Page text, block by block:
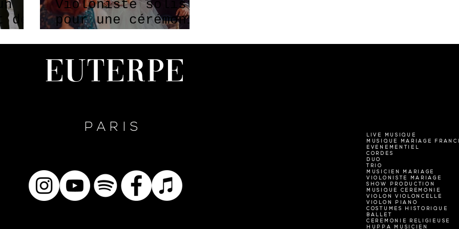
des
Violoniste soliste
pour une cérémonie
Euterpe
PARIS
LIVE MUSIQUE
MUSIQUE MARIAGE
EVENEMENTIEL
CORDES
DUO
TRIO
MUSICIEN MARIAGE
VIOLONISTE MARIAGE
SHOW PRODUCTION
MUSIQUE CEREMONIE
VIOLON VIOLONCELLE
VIOLON PIANO
COSTUMES HISTORIQUE
BALLET
CEREMONIE RELIGIEUSE
HUPPA MUSICIEN